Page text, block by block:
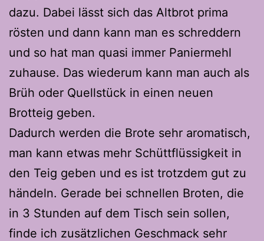
dazu. Dabei lässt sich das Altbrot prima
rösten und dann kann man es schreddern
und so hat man quasi immer Paniermehl
zuhause. Das wiederum kann man auch als
Brüh oder Quellstück in einen neuen
Brotteig geben.
Dadurch werden die Brote sehr aromatisch,
man kann etwas mehr Schüttflüssigkeit in
den Teig geben und es ist trotzdem gut zu
händeln. Gerade bei schnellen Broten, die
in 3 Stunden auf dem Tisch sein sollen,
finde ich zusätzlichen Geschmack sehr